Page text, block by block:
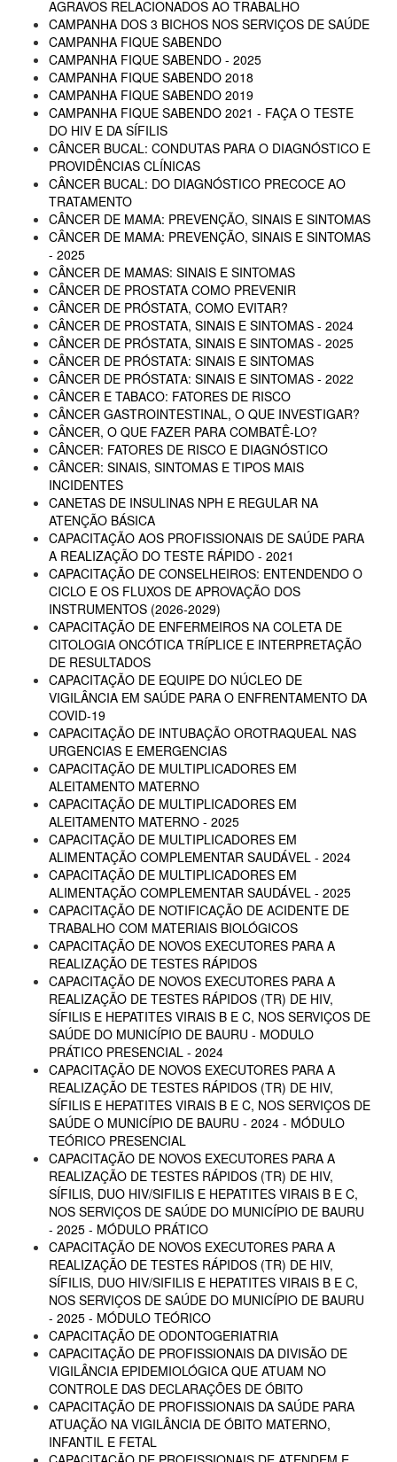
AGRAVOS RELACIONADOS AO TRABALHO
CAMPANHA DOS 3 BICHOS NOS SERVIÇOS DE SAÚDE
CAMPANHA FIQUE SABENDO
CAMPANHA FIQUE SABENDO - 2025
CAMPANHA FIQUE SABENDO 2018
CAMPANHA FIQUE SABENDO 2019
CAMPANHA FIQUE SABENDO 2021 - FAÇA O TESTE
DO HIV E DA SÍFILIS
CÂNCER BUCAL: CONDUTAS PARA O DIAGNÓSTICO E
PROVIDÊNCIAS CLÍNICAS
CÂNCER BUCAL: DO DIAGNÓSTICO PRECOCE AO
TRATAMENTO
CÂNCER DE MAMA: PREVENÇÃO, SINAIS E SINTOMAS
CÂNCER DE MAMA: PREVENÇÃO, SINAIS E SINTOMAS
- 2025
CÂNCER DE MAMAS: SINAIS E SINTOMAS
CÂNCER DE PROSTATA COMO PREVENIR
CÂNCER DE PRÓSTATA, COMO EVITAR?
CÂNCER DE PROSTATA, SINAIS E SINTOMAS - 2024
CÂNCER DE PRÓSTATA, SINAIS E SINTOMAS - 2025
CÂNCER DE PRÓSTATA: SINAIS E SINTOMAS
CÂNCER DE PRÓSTATA: SINAIS E SINTOMAS - 2022
CÂNCER E TABACO: FATORES DE RISCO
CÂNCER GASTROINTESTINAL, O QUE INVESTIGAR?
CÂNCER, O QUE FAZER PARA COMBATÊ-LO?
CÂNCER: FATORES DE RISCO E DIAGNÓSTICO
CÂNCER: SINAIS, SINTOMAS E TIPOS MAIS
INCIDENTES
CANETAS DE INSULINAS NPH E REGULAR NA
ATENÇÃO BÁSICA
CAPACITAÇÃO AOS PROFISSIONAIS DE SAÚDE PARA
A REALIZAÇÃO DO TESTE RÁPIDO - 2021
CAPACITAÇÃO DE CONSELHEIROS: ENTENDENDO O
CICLO E OS FLUXOS DE APROVAÇÃO DOS
INSTRUMENTOS (2026-2029)
CAPACITAÇÃO DE ENFERMEIROS NA COLETA DE
CITOLOGIA ONCÓTICA TRÍPLICE E INTERPRETAÇÃO
DE RESULTADOS
CAPACITAÇÃO DE EQUIPE DO NÚCLEO DE
VIGILÂNCIA EM SAÚDE PARA O ENFRENTAMENTO DA
COVID-19
CAPACITAÇÃO DE INTUBAÇÃO OROTRAQUEAL NAS
URGENCIAS E EMERGENCIAS
CAPACITAÇÃO DE MULTIPLICADORES EM
ALEITAMENTO MATERNO
CAPACITAÇÃO DE MULTIPLICADORES EM
ALEITAMENTO MATERNO - 2025
CAPACITAÇÃO DE MULTIPLICADORES EM
ALIMENTAÇÃO COMPLEMENTAR SAUDÁVEL - 2024
CAPACITAÇÃO DE MULTIPLICADORES EM
ALIMENTAÇÃO COMPLEMENTAR SAUDÁVEL - 2025
CAPACITAÇÃO DE NOTIFICAÇÃO DE ACIDENTE DE
TRABALHO COM MATERIAIS BIOLÓGICOS
CAPACITAÇÃO DE NOVOS EXECUTORES PARA A
REALIZAÇÃO DE TESTES RÁPIDOS
CAPACITAÇÃO DE NOVOS EXECUTORES PARA A
REALIZAÇÃO DE TESTES RÁPIDOS (TR) DE HIV,
SÍFILIS E HEPATITES VIRAIS B E C, NOS SERVIÇOS DE
SAÚDE DO MUNICÍPIO DE BAURU - MODULO
PRÁTICO PRESENCIAL - 2024
CAPACITAÇÃO DE NOVOS EXECUTORES PARA A
REALIZAÇÃO DE TESTES RÁPIDOS (TR) DE HIV,
SÍFILIS E HEPATITES VIRAIS B E C, NOS SERVIÇOS DE
SAÚDE O MUNICÍPIO DE BAURU - 2024 - MÓDULO
TEÓRICO PRESENCIAL
CAPACITAÇÃO DE NOVOS EXECUTORES PARA A
REALIZAÇÃO DE TESTES RÁPIDOS (TR) DE HIV,
SÍFILIS, DUO HIV/SIFILIS E HEPATITES VIRAIS B E C,
NOS SERVIÇOS DE SAÚDE DO MUNICÍPIO DE BAURU
- 2025 - MÓDULO PRÁTICO
CAPACITAÇÃO DE NOVOS EXECUTORES PARA A
REALIZAÇÃO DE TESTES RÁPIDOS (TR) DE HIV,
SÍFILIS, DUO HIV/SIFILIS E HEPATITES VIRAIS B E C,
NOS SERVIÇOS DE SAÚDE DO MUNICÍPIO DE BAURU
- 2025 - MÓDULO TEÓRICO
CAPACITAÇÃO DE ODONTOGERIATRIA
CAPACITAÇÃO DE PROFISSIONAIS DA DIVISÃO DE
VIGILÂNCIA EPIDEMIOLÓGICA QUE ATUAM NO
CONTROLE DAS DECLARAÇÕES DE ÓBITO
CAPACITAÇÃO DE PROFISSIONAIS DA SAÚDE PARA
ATUAÇÃO NA VIGILÂNCIA DE ÓBITO MATERNO,
INFANTIL E FETAL